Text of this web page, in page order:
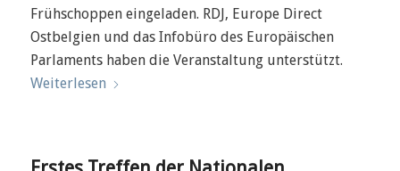
Frühschoppen eingeladen. RDJ, Europe Direct
Ostbelgien und das Infobüro des Europäischen
Parlaments haben die Veranstaltung unterstützt.
Weiterlesen